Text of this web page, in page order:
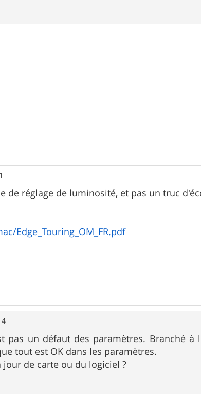
de réglage de luminosité, et pas un truc
Edge_Touring_OM_FR.pdf
pas un défaut des paramètres. Branché à
tout est OK dans les paramètres.
jour de carte ou du logiciel ?